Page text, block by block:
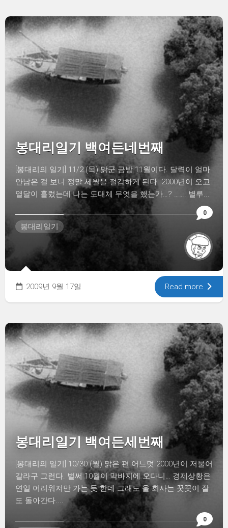
0
봉대리일기 백여든네번째
[봉대리의 일기] 11/2 (목) 맑군 금방 11월이다. 달력이 얼마
안남은 걸 보니 정말 세월을 절감하게 된다. 2000년이 오고
열달이 흘렀는데 나는 도대체 무엇을 했는가…? ……. 별루...
봉대리일기
2009년 9월 17일 Read more
0
봉대리일기 백여든세번째
[봉대리의 일기] 10/30 (월) 맑은 편 어느덧 2000년이 저물어
갈라구 그런다. 벌써 10월이 막바지에 오다니… 경제상황은
연일 어려워져만 가는 듯 한데 그래도 울 회사는 꿋꿋이 잘
도 돌아간다....